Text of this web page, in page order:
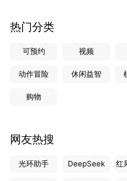
热门分类
可预约 视频
动作冒险 休闲益智
购物
网友热搜
光环助手 DeepSeek 红